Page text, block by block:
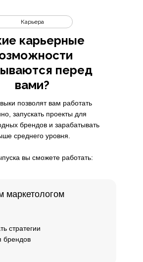
карьерные
перед
вами?
Карьера
позволят вам работать
запускать проекты для
брендов и зарабатывать
среднего уровня.
вы сможете работать:
стратегии
брендов